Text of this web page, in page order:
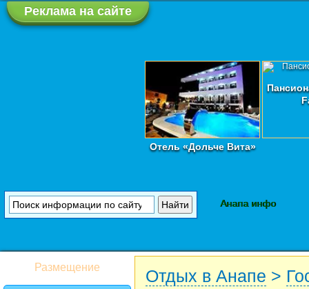
Реклама на сайте
Отель «Дольче Вита»
Анапа инфо
Размещение Отдых в Анапе >